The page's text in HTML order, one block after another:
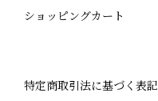
ショッピングカート
特定商取引法に基づく表記